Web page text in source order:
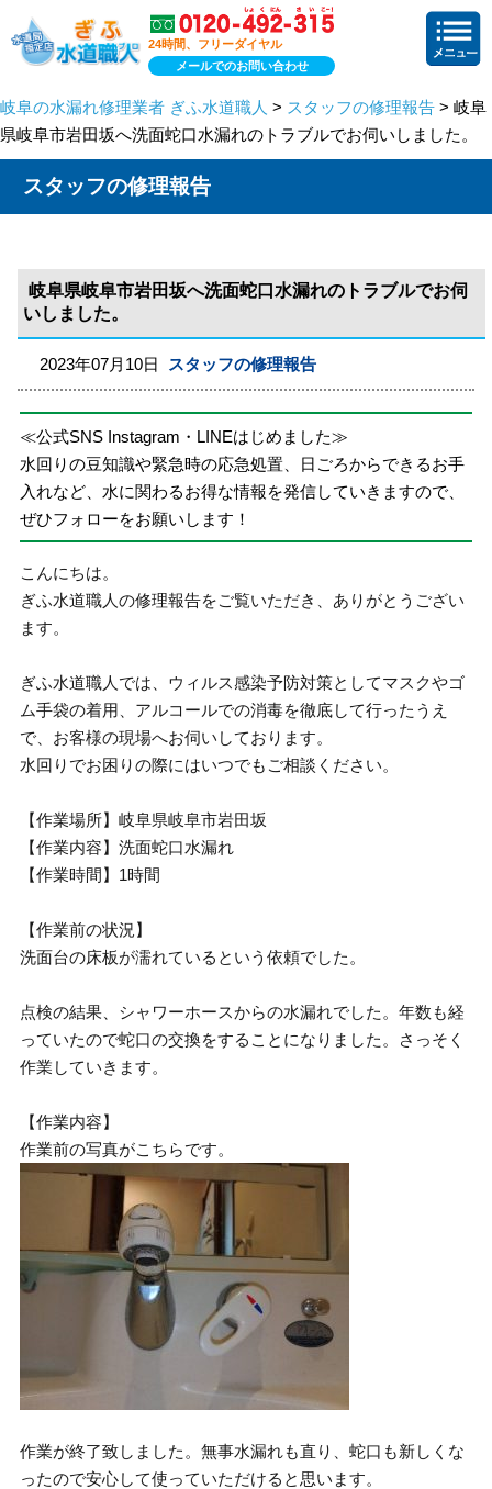
24時間、フリーダイヤル
メールでのお問い合わせ
岐阜の水漏れ修理業者 ぎふ水道職人 > スタッフの修理報告 > 岐阜
県岐阜市岩田坂へ洗面蛇口水漏れのトラブルでお伺いしました。
スタッフの修理報告
岐阜県岐阜市岩田坂へ洗面蛇口水漏れのトラブルでお伺
いしました。
2023年07月10日 スタッフの修理報告
≪公式SNS Instagram・LINEはじめました≫
水回りの豆知識や緊急時の応急処置、日ごろからできるお手
入れなど、水に関わるお得な情報を発信していきますので、
ぜひフォローをお願いします！
こんにちは。
ぎふ水道職人の修理報告をご覧いただき、ありがとうござい
ます。
ぎふ水道職人では、ウィルス感染予防対策としてマスクやゴ
ム手袋の着用、アルコールでの消毒を徹底して行ったうえ
で、お客様の現場へお伺いしております。
水回りでお困りの際にはいつでもご相談ください。
【作業場所】岐阜県岐阜市岩田坂
【作業内容】洗面蛇口水漏れ
【作業時間】1時間
【作業前の状況】
洗面台の床板が濡れているという依頼でした。
点検の結果、シャワーホースからの水漏れでした。年数も経
っていたので蛇口の交換をすることになりました。さっそく
作業していきます。
【作業内容】
作業前の写真がこちらです。
作業が終了致しました。無事水漏れも直り、蛇口も新しくな
ったので安心して使っていただけると思います。